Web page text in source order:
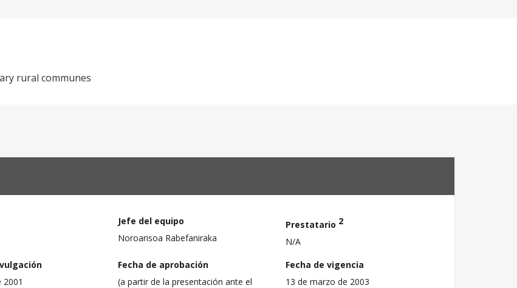
rural communes
Jefe del equipo
Noroarisoa Rabefaniraka
Prestatario 2
N/A
2001
Fecha de aprobación
(a partir de la presentación ante el
Fecha de vigencia
13 de marzo de 2003